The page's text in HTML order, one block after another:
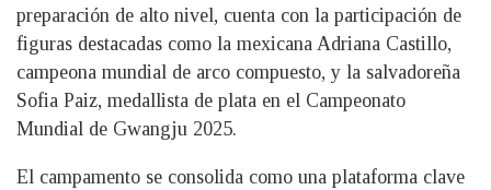
preparación de alto nivel, cuenta con la participación de
figuras destacadas como la mexicana Adriana Castillo,
campeona mundial de arco compuesto, y la salvadoreña
Sofia Paiz, medallista de plata en el Campeonato
Mundial de Gwangju 2025.
El campamento se consolida como una plataforma clave